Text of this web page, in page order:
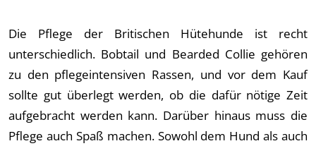
Die Pflege der Britischen Hütehunde ist recht
unterschiedlich. Bobtail und Bearded Collie gehören
zu den pflegeintensiven Rassen, und vor dem Kauf
sollte gut überlegt werden, ob die dafür nötige Zeit
aufgebracht werden kann. Darüber hinaus muss die
Pflege auch Spaß machen. Sowohl dem Hund als auch